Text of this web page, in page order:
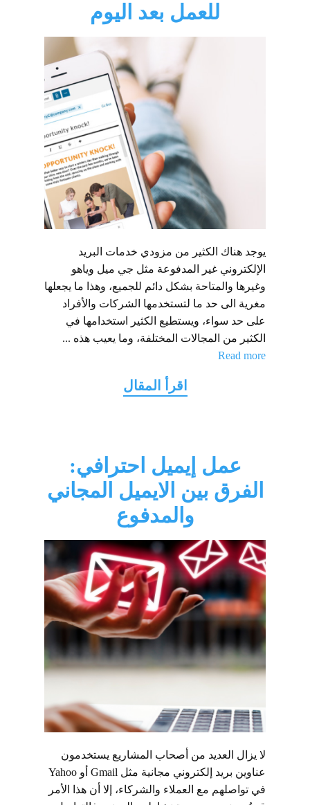
للعمل بعد اليوم
يوجد هناك الكثير من مزودي خدمات البريد
الإلكتروني غير المدفوعة مثل جي ميل وياهو
وغيرها والمتاحة بشكل دائم للجميع، وهذا ما يجعلها
مغرية الى حد ما لتستخدمها الشركات والأفراد
على حد سواء، ويستطيع الكثير استخدامها في
الكثير من المجالات المختلفة، وما يعيب هذه ...
Read more
عمل إيميل احترافي:
الفرق بين الايميل المجاني
والمدفوع
لا يزال العديد من أصحاب المشاريع يستخدمون
عناوين بريد إلكتروني مجانية مثل Gmail أو Yahoo
في تواصلهم مع العملاء والشركاء، إلا أن هذا الأمر